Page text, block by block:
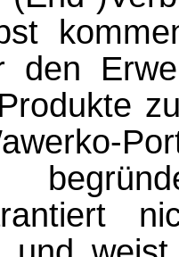
den